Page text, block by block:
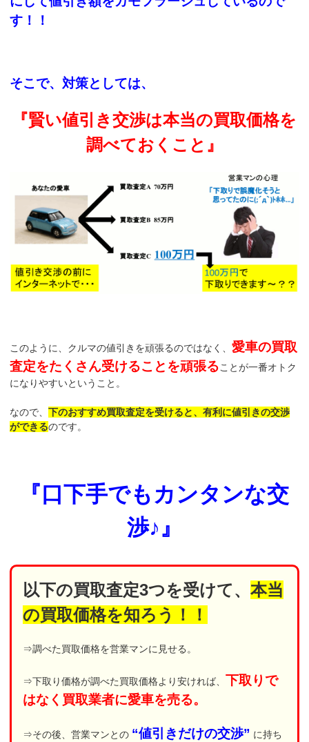
す！！
そこで、対策としては、
『賢い値引き交渉は本当の買取価格を
調べておくこと』
このように、クルマの値引きを頑張るのではなく、愛車の買取
査定をたくさん受けることを頑張ることが一番オトク
になりやすいということ。
なので、下のおすすめ買取査定を受けると、有利に値引きの交渉
ができるのです。
『口下手でもカンタンな交
渉♪』
以下の買取査定3つを受けて、本当
の買取価格を知ろう！！
⇒調べた買取価格を営業マンに見せる。
⇒下取り価格が調べた買取価格より安ければ、 下取りで
はなく買取業者に愛車を売る。
⇒その後、営業マンとの “値引きだけの交渉” に持ち